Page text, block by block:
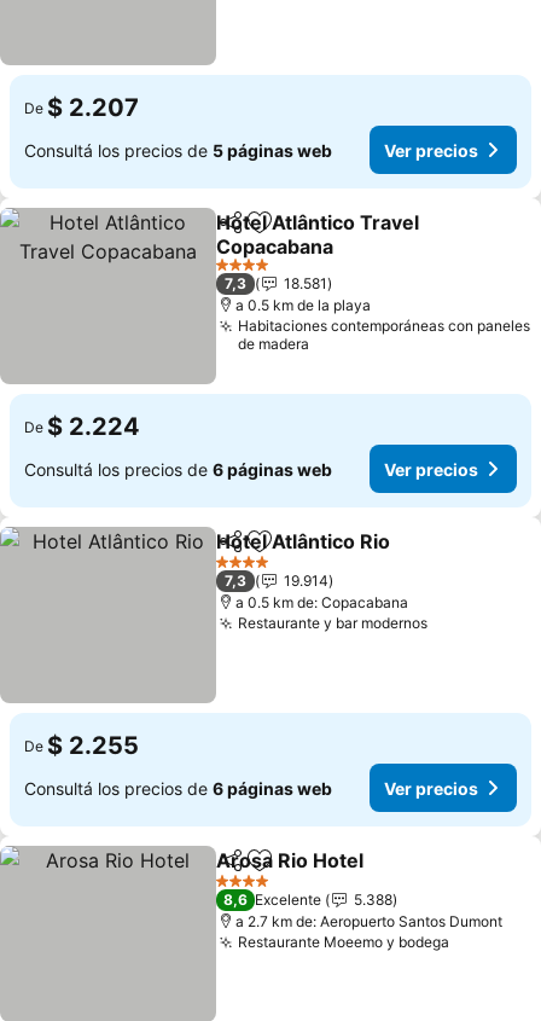
De $ 2.207
Consultá los precios de 5 páginas web Ver precios
CompartirAñadir a favoritos
Hotel Atlântico Travel
Copacabana
Ver precios
4 Estrellas
7,3
18.581
a 0.5 km de la playa
Habitaciones contemporáneas con paneles
de madera
De $ 2.224
Consultá los precios de 6 páginas web Ver precios
CompartirAñadir a favoritos
Hotel Atlântico Rio
4 Estrellas
7,3
19.914
a 0.5 km de: Copacabana
Restaurante y bar modernosVer precios
De $ 2.255
Consultá los precios de 6 páginas web Ver precios
CompartirAñadir a favoritos
Arosa Rio Hotel
4 Estrellas
8,6 Excelente
5.388
a 2.7 km de: Aeropuerto Santos Dumont
Restaurante Moeemo y bodega